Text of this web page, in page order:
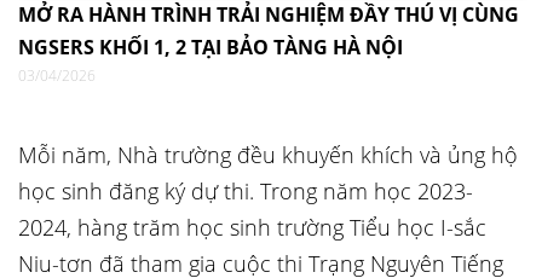
MỞ RA HÀNH TRÌNH TRẢI NGHIỆM ĐẦY THÚ VỊ CÙNG
NGSERS KHỐI 1, 2 TẠI BẢO TÀNG HÀ NỘI
03/04/2026
Mỗi năm, Nhà trường đều khuyến khích và ủng hộ
học sinh đăng ký dự thi. Trong năm học 2023-
2024, hàng trăm học sinh trường Tiểu học I-sắc
Niu-tơn đã tham gia cuộc thi Trạng Nguyên Tiếng